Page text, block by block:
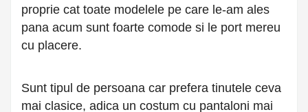
proprie cat toate modelele pe care le-am ales
pana acum sunt foarte comode si le port mereu
cu placere.
Sunt tipul de persoana car prefera tinutele ceva
mai clasice, adica un costum cu pantaloni mai